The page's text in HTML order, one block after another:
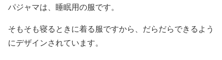
パジャマは、睡眠用の服です。
そもそも寝るときに着る服ですから、だらだらできるよう
にデザインされています。